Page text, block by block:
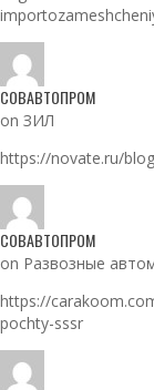
СОВАВТОПРОМ
on ЗИЛ
https://novate.ru/
СОВАВТОПРОМ
on Развозные
https://
pochty-sssr